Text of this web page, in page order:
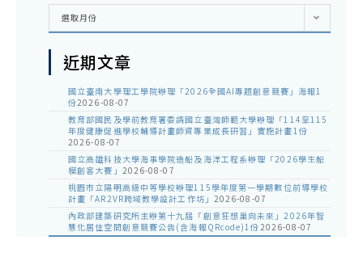
彙
選取月份
近期文章
國立臺南大學理工學院辦理「2026全國AI專題創意競賽」海報1
份2026-08-07
教育部國民及學前教育署委請國立臺灣師範大學辦理「114至115
年度健康促進學校輔導計畫師資專業成長研習」實施計畫1份
2026-08-07
國立高雄科技大學海事學院造船及海洋工程系辦理「2026學生船
模創客大賽」 2026-08-07
桃園市立陽明高級中等學校辦理115學年度第一學期數位前導學校
計畫「AR2VR跨域教學設計工作坊」 2026-08-07
內政部建築研究所主辦第十九屆「創意狂想巢向未來」2026年智
慧化居住空間創意競賽公告(含海報QRcode)1份2026-08-07